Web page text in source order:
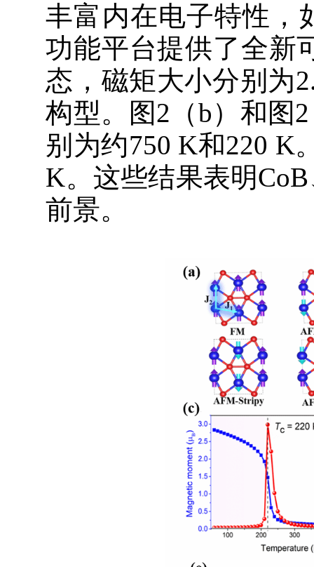
丰富内在电子特性，
功能平台提供了全新
态，磁矩大小分别为
构型。图2（b）和图
别为约750 K和220 K
K。这些结果表明
前景。